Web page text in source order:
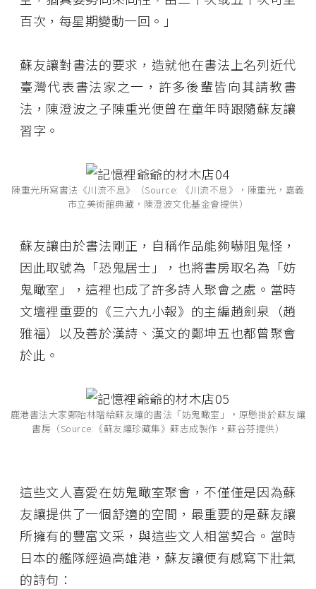
百次，每星期變動一回。」
蘇友讓對書法的要求，造就他在書法上名列近代
臺灣代表書法家之一，許多後輩皆向其請教書
法，陳澄波之子陳重光便曾在童年時跟隨蘇友讓
習字。
陳重光所寫書法《川流不息》（Source: 《川流不息》，陳重光，嘉義
市立美術館典藏，陳澄波文化基金會提供）
蘇友讓由於書法剛正，自稱作品能夠嚇阻鬼怪，
因此取號為「恐鬼居士」，也將書房取名為「妨
鬼瞰室」，這裡也成了許多詩人聚會之處。當時
文壇裡重要的《三六九小報》的主編趙劍泉（趙
雅福）以及善於漢詩、漢文的鄭坤五也都曾聚會
於此。
鹿港書法大家鄭貽林贈給蘇友讓的書法「妨鬼瞰室」，原懸掛於蘇友讓
書房（Source:《蘇友讓珍藏集》蘇志成製作，蘇谷芬提供）
這些文人喜愛在妨鬼瞰室聚會，不僅僅是因為蘇
友讓提供了一個舒適的空間，最重要的是蘇友讓
所擁有的豐富文采，與這些文人相當契合。當時
日本的艦隊經過高雄港，蘇友讓便有感寫下壯氣
的詩句：